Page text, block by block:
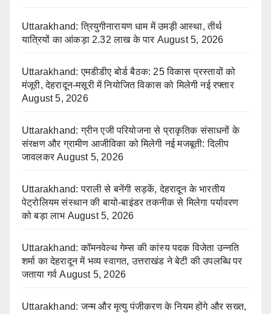
Uttarakhand: त्रियुगीनारायण धाम में उमड़ी आस्था, तीर्थ
यात्रियों का आंकड़ा 2.32 लाख के पार August 5, 2026
Uttarakhand: एमडीडीए बोर्ड बैठक: 25 विकास प्रस्तावों को
मंजूरी, देहरादून-मसूरी में नियोजित विकास को मिलेगी नई रफ्तार
August 5, 2026
Uttarakhand: ग्रीन एजी परियोजना से प्राकृतिक संसाधनों के
संरक्षण और ग्रामीण आजीविका को मिलेगी नई मजबूती: दिलीप
जावलकर August 5, 2026
Uttarakhand: पराली से बनेंगी सड़कें, देहरादून के भारतीय
पेट्रोलियम संस्थान की बायो-बाइंडर तकनीक से मिलेगा पर्यावरण
को बड़ा लाभ August 5, 2026
Uttarakhand: कॉमनवेल्थ गेम्स की कांस्य पदक विजेता उन्नति
शर्मा का देहरादून में भव्य स्वागत, उत्तराखंड ने बेटी की उपलब्धि पर
जताया गर्व August 5, 2026
Uttarakhand: जन्म और मृत्यु पंजीकरण के नियम होंगे और सख्त,